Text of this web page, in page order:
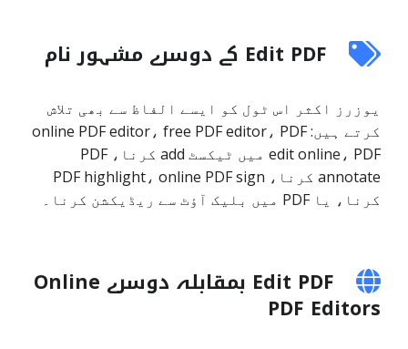
Edit PDF کے دوسرے مشہور نام
یوزرز اکثر اس ٹول کو ایسے الفاظ سے بھی تلاش
کرتے ہیں: online PDF editor، free PDF editor، PDF
edit online، PDF میں ٹیکسٹ add کرنا، PDF
annotate کرنا، PDF highlight، online PDF sign
کرنا، یا PDF میں بلیک آؤٹ سے ریڈیکشن کرنا۔
Edit PDF بمقابلہ دوسرے Online
PDF Editors